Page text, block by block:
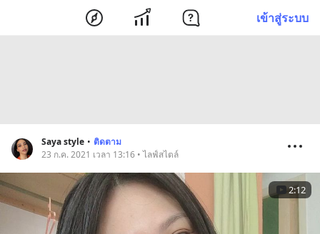
เข้าสู่ระบบ
Saya style • ติดตาม
23 ก.ค. 2021 เวลา 13:16 • ไลฟ์สไตล์
2:12